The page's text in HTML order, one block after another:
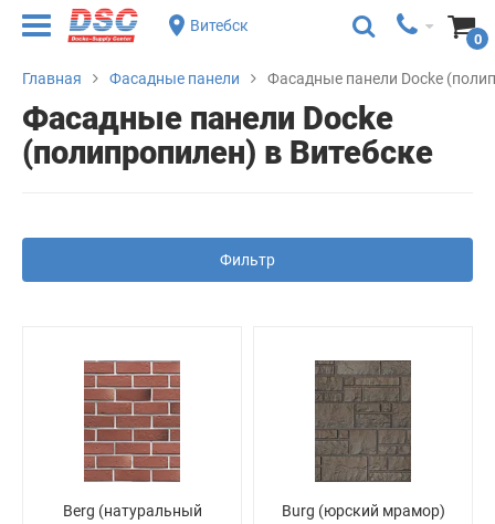
Витебск
0
Главная Фасадные панели Фасадные панели Docke
Фасадные панели Docke
(полипропилен) в Витебске
Фильтр
Berg (натуральный
Burg (юрский мрамор)